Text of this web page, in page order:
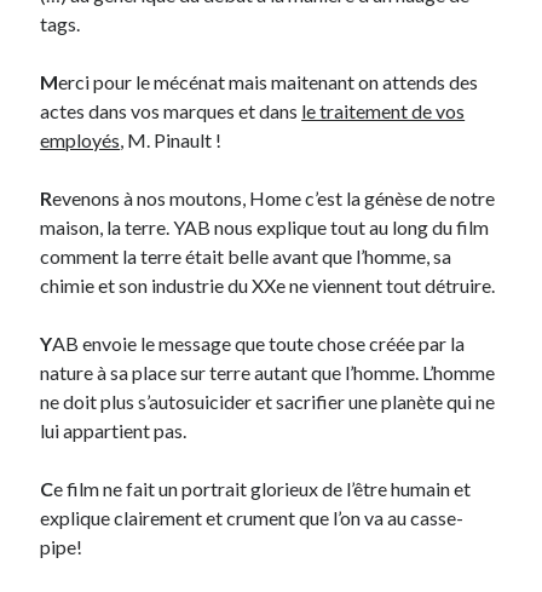
Commentaires récents
Entretien ménagerdansT’as vu quoi ? #52
JFdansC’était pas mieux avant… à Lyon
Anthonydans Comment j’ai opéré ma vélorution toute personnelle
Renaud DucherdansComment j’ai opéré ma vélorution toute
personnelle
On parle de quoi ?
A Lyon
Bon plan du dimanche
Coup de coeur
Engagé
Geek
Green
tags.
Merci pour le mécénat mais maitenant on attends des
actes dans vos marques et dans le traitement de vos
employés, M. Pinault !
Revenons à nos moutons, Home c’est la génèse de notre
maison, la terre. YAB nous explique tout au long du film
comment la terre était belle avant que l’homme, sa
chimie et son industrie du XXe ne viennent tout détruire.
YAB envoie le message que toute chose créée par la
nature à sa place sur terre autant que l’homme. L’homme
ne doit plus s’autosuicider et sacrifier une planète qui ne
lui appartient pas.
Ce film ne fait un portrait glorieux de l’être humain et
explique clairement et crument que l’on va au casse-
pipe!